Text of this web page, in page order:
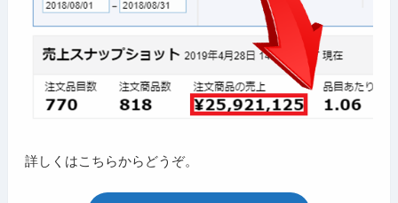
詳しくはこちらからどうぞ。